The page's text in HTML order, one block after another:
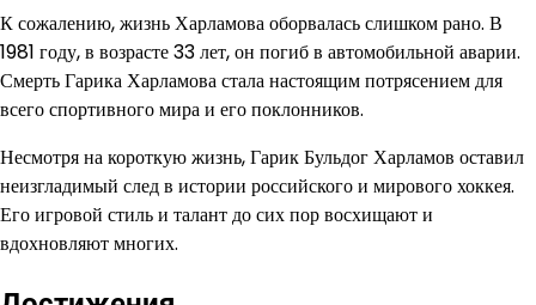
К сожалению, жизнь Харламова оборвалась слишком рано. В
1981 году, в возрасте 33 лет, он погиб в автомобильной аварии.
Смерть Гарика Харламова стала настоящим потрясением для
всего спортивного мира и его поклонников.
Несмотря на короткую жизнь, Гарик Бульдог Харламов оставил
неизгладимый след в истории российского и мирового хоккея.
Его игровой стиль и талант до сих пор восхищают и
вдохновляют многих.